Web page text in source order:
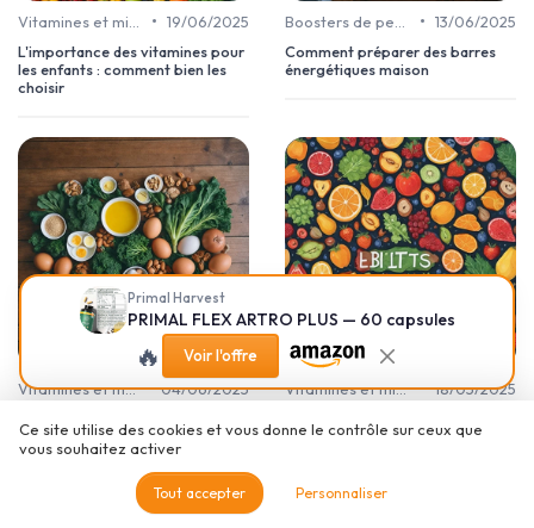
• 19/06/2025
L'importance des vitamines pour
les enfants : comment bien les
choisir
• 13/06/2025
Comment préparer des barres
énergétiques maison
Vitamines et minéraux énergétiques • 04/06/2025
pour votre santé
Vitamines et minéraux énergétiques • 18/05/2025
vitamines B pour votre santé
Primal Harvest
PRIMAL FLEX ARTRO PLUS — 60 capsules
🔥 Voir l'offre
Ce site utilise des cookies et vous donne le contrôle sur ceux que
vous souhaitez activer
Tout accepter Personnaliser